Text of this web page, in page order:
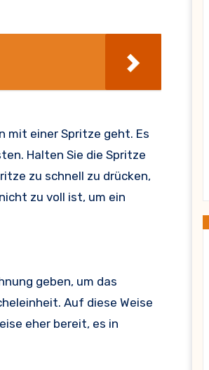
mit einer Spritze geht. Es
Halten Sie die Spritze
zu schnell zu drücken,
zu voll ist, um ein
geben, um das
Auf diese Weise
eher bereit, es in